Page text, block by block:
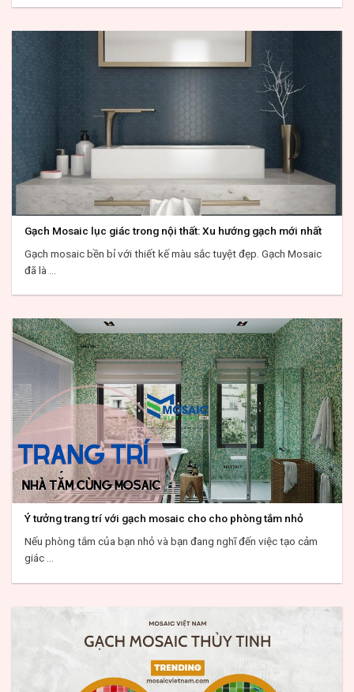
Gạch Mosaic lục giác trong nội thất: Xu hướng gạch mới nhất
Gạch mosaic bền bỉ với thiết kế màu sắc tuyệt đẹp. Gạch Mosaic
đã là ...
Ý tưởng trang trí với gạch mosaic cho cho phòng tắm nhỏ
Nếu phòng tắm của bạn nhỏ và bạn đang nghĩ đến việc tạo cảm
giác ...